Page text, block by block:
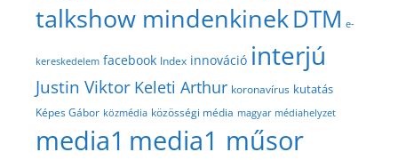
talkshow mindenkinekDTM e-
kereskedelem facebook Index innováció interjú
Justin Viktor Keleti Arthur koronavírus kutatás
Képes Gábor közmédia közösségi média magyar médiahelyzet
media1 media1 műsor